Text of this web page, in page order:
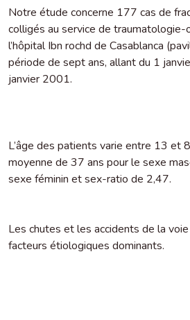
Notre étude concerne 177 cas de
colligés au service de
l’hôpital Ibn rochd de Casablanca
période de sept ans, allant du 1
janvier 2001.
L’âge des patients varie entre 13 et
moyenne de 37 ans pour le sexe
sexe féminin et sex-ratio de 2,47.
Les chutes et les accidents de la
facteurs étiologiques dominants.